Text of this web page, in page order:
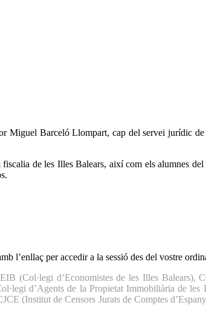
Miguel Barceló Llompart, cap del servei jurídic
de les Illes Balears, així com els alumnes
l’enllaç per accedir a la sessió des del vostre
(Col·legi d’Economistes de les Illes Balears),
d’Agents de la Propietat Immobiliària de les
(Institut de Censors Jurats de Comptes